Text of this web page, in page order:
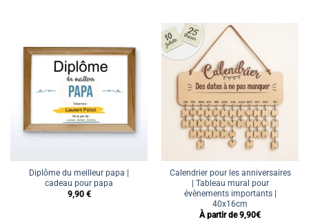
Diplôme du meilleur papa |
cadeau pour papa
9,90 €
Calendrier pour les anniversaires
| Tableau mural pour
évènements importants |
40x16cm
À partir de 9,90€